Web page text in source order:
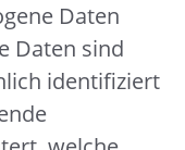
Daten
Daten sind
identifiziert